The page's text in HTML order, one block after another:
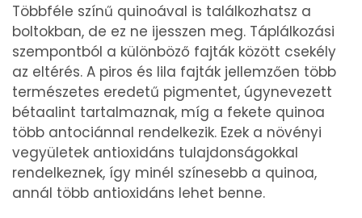
Többféle színű quinoával is találkozhatsz a
boltokban, de ez ne ijesszen meg. Táplálkozási
szempontból a különböző fajták között csekély
az eltérés. A piros és lila fajták jellemzően több
természetes eredetű pigmentet, úgynevezett
bétaalint tartalmaznak, míg a fekete quinoa
több antociánnal rendelkezik. Ezek a növényi
vegyületek antioxidáns tulajdonságokkal
rendelkeznek, így minél színesebb a quinoa,
annál több antioxidáns lehet benne.